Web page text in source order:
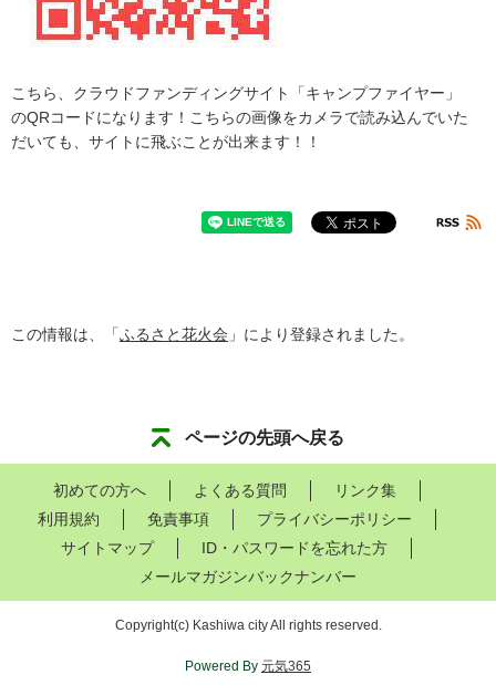
こ ちら クラウ ドフ ァンディ ングサイ ト 「キャ ンプフ ァイヤー 」
のQRコー ドにな り ます ！ こ ちらの画像をカ メラで読み込んでいた
だいても サイ ト に飛ぶこ とが出来ます ！ ！
この情報は、「ふるさと花火会 」により登録されました。
ページの先頭へ戻る
初めての方へ よくある質問
リンク集
利用規約
免責事項
プライバシーポリシー
サイトマップ
ID・パスワードを忘れた方
メールマガジンバックナンバー
Copyright(c) Kashiwa city All rights reserved.
Powered By 元気365